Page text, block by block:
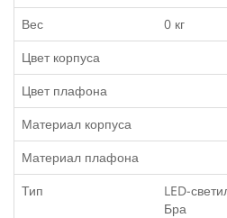
Вес
0 кг
Цвет корпуса
Цвет плафона
Материал корпуса
Материал плафона
Тип
LED-
Бра